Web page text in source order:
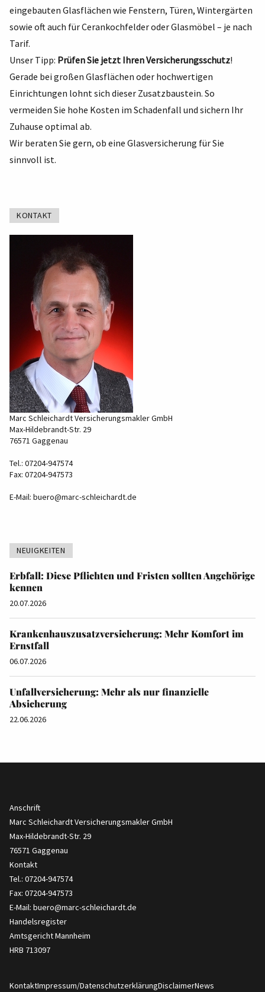
eingebauten Glasflächen wie Fenstern, Türen, Wintergärten
sowie oft auch für Cerankochfelder oder Glasmöbel – je nach
Tarif.
Unser Tipp: Prüfen Sie jetzt Ihren Versicherungsschutz!
Gerade bei großen Glasflächen oder hochwertigen
Einrichtungen lohnt sich dieser Zusatzbaustein. So
vermeiden Sie hohe Kosten im Schadenfall und sichern Ihr
Zuhause optimal ab.
Wir beraten Sie gern, ob eine Glasversicherung für Sie
sinnvoll ist.
KONTAKT
Marc Schleichardt Versicherungsmakler GmbH
Max-Hildebrandt-Str. 29
76571 Gaggenau
Tel.: 07204-947574
Fax: 07204-947573
E-Mail: buero@marc-schleichardt.de
NEUIGKEITEN
Erbfall: Diese Pflichten und Fristen sollten Angehörige
kennen
20.07.2026
Krankenhauszusatzversicherung: Mehr Komfort im
Ernstfall
06.07.2026
Unfallversicherung: Mehr als nur finanzielle
Absicherung
22.06.2026
Anschrift
Marc Schleichardt Versicherungsmakler GmbH
Max-Hildebrandt-Str. 29
76571 Gaggenau
Kontakt
Tel.: 07204-947574
Fax: 07204-947573
E-Mail: buero@marc-schleichardt.de
Handelsregister
Amtsgericht Mannheim
HRB 713097
KontaktImpressum/DatenschutzerklärungDisclaimerNews